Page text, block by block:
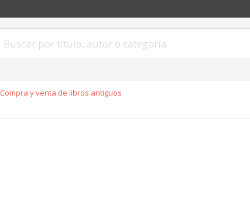
Compra y venta de libros antiguos